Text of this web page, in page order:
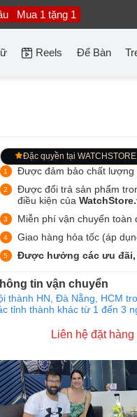
Mua 1 tặng 1
Reels Để Bàn
Đặc quyền tại WATCHSTORE
Được đảm bảo chất lượng
Được đổi trả sản phẩm
điều kiện của
Miễn phí vận chuyển toàn
Giao hàng hỏa tốc (áp
Được hưởng các ưu đãi,
tin vận chuyển
thành HN, Đà Nẵng, HCM
tỉnh thành khác từ 1 đến 3
Liên hệ đặt hàng